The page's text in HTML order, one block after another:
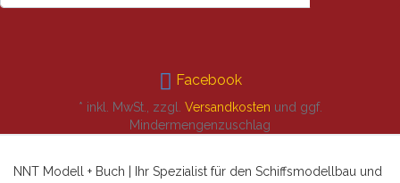
Facebook
* inkl. MwSt., zzgl. Versandkosten und ggf.
Mindermengenzuschlag
NNT Modell + Buch | Ihr Spezialist für den Schiffsmodellbau und